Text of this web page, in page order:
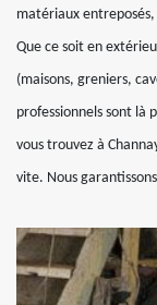
matériaux
Que ce soit en
(maisons, greniers,
professionnels sont là
vous trouvez à
vite. Nous